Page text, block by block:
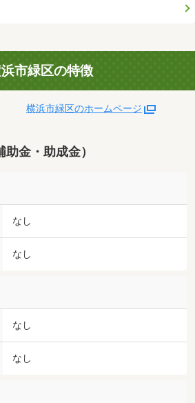
市緑区の特徴
横浜市緑区のホームページ
金・助成金）
なし
なし
なし
なし